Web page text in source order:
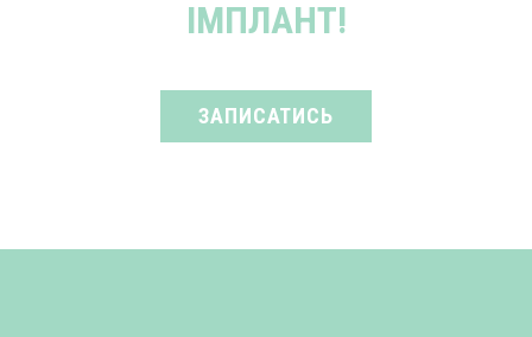
ІМПЛАНТ!
ЗАПИСАТИСЬ